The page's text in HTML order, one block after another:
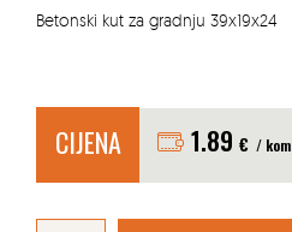
Betonski kut za gradnju 39x19x24
CIJENA 1.89 € / kom
BETONSKI